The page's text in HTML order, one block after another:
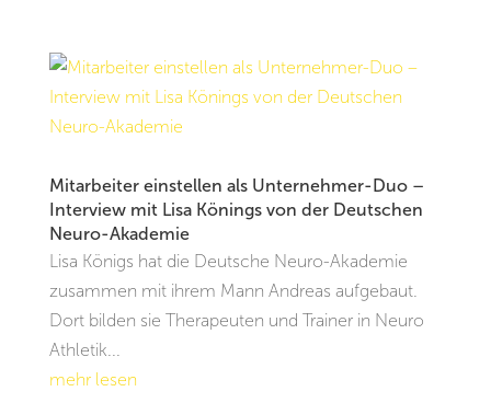
Mitarbeiter einstellen als Unternehmer-Duo –
Interview mit Lisa Könings von der Deutschen
Neuro-Akademie
Lisa Königs hat die Deutsche Neuro-Akademie
zusammen mit ihrem Mann Andreas aufgebaut.
Dort bilden sie Therapeuten und Trainer in Neuro
Athletik...
mehr lesen